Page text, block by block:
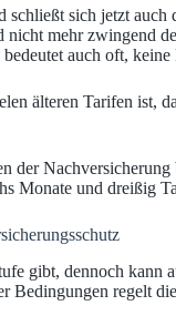
schließt sich jetzt
mehr zwingend
auch oft,
älteren Tarifen ist,
der
Monate und dreißig
gibt, dennoch kann
Bedingungen regelt